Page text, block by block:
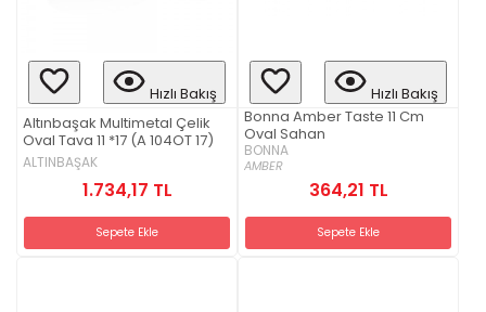
Hızlı Bakış
Altınbaşak Multimetal Çelik
Oval Tava 11 *17 (A 104OT 17)
ALTINBAŞAK
1.734,17 TL
Sepete Ekle
Hızlı Bakış
Bonna Amber Taste 11 Cm
Oval Sahan
BONNA
AMBER
364,21 TL
Sepete Ekle